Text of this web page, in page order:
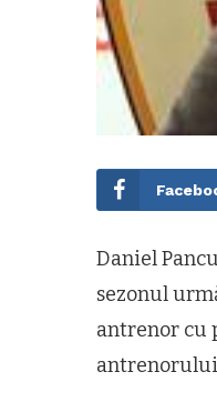
Daniel
sezonul
antrenor cu
antrenorului